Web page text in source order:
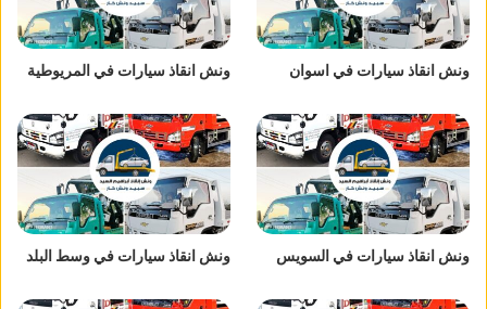
ونش انقاذ سيارات في اسوان ونش انقاذ سيارات في المريوطية
ونش انقاذ سيارات في السويس ونش انقاذ سيارات في وسط البلد